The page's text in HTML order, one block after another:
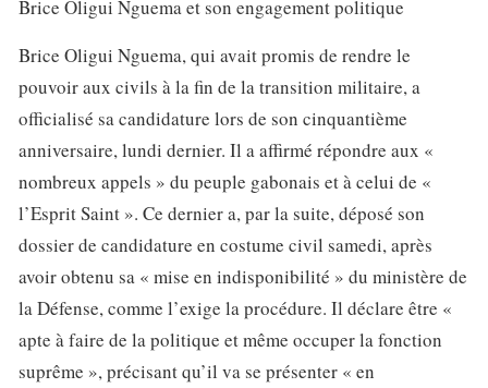
Brice Oligui Nguema et son engagement politique
Brice Oligui Nguema, qui avait promis de rendre le
pouvoir aux civils à la fin de la transition militaire, a
officialisé sa candidature lors de son cinquantième
anniversaire, lundi dernier. Il a affirmé répondre aux «
nombreux appels » du peuple gabonais et à celui de «
l’Esprit Saint ». Ce dernier a, par la suite, déposé son
dossier de candidature en costume civil samedi, après
avoir obtenu sa « mise en indisponibilité » du ministère de
la Défense, comme l’exige la procédure. Il déclare être «
apte à faire de la politique et même occuper la fonction
suprême », précisant qu’il va se présenter « en